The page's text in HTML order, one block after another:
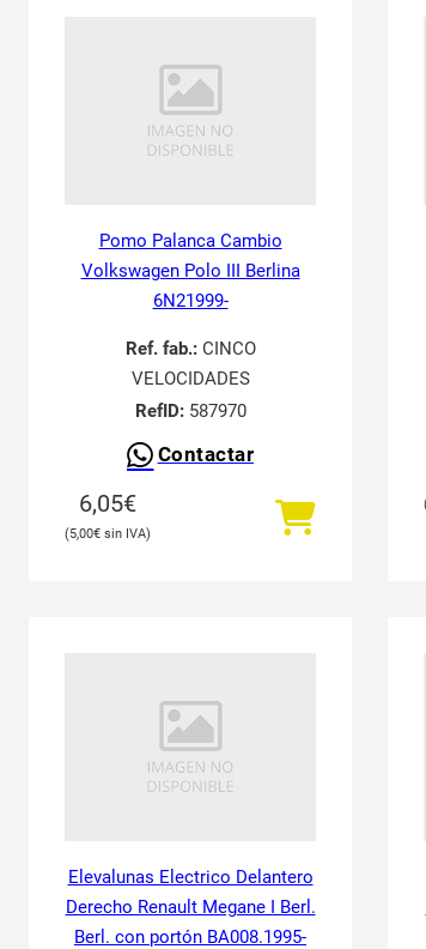
Pomo Palanca Cambio
Volkswagen Polo III Berlina
6N21999-
Ref. fab.:CINCO
VELOCIDADES
RefID:587970
Contactar
6,05€
5,00€
Elevalunas Electrico Delantero
Derecho Renault Megane I Berl.
Berl. con portón BA008.1995-